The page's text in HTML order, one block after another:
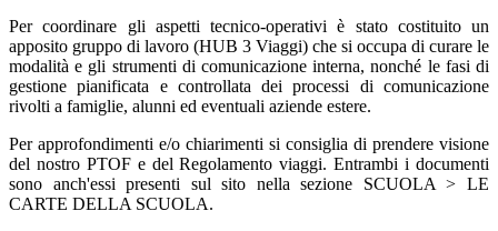
Per coordinare gli aspetti tecnico-operativi è stato costituito un
apposito gruppo di lavoro (HUB 3 Viaggi) che si occupa di curare le
modalità e gli strumenti di comunicazione interna, nonché le fasi di
gestione pianificata e controllata dei processi di comunicazione
rivolti a famiglie, alunni ed eventuali aziende estere.
Per approfondimenti e/o chiarimenti si consiglia di prendere visione
del nostro PTOF e del Regolamento viaggi. Entrambi i documenti
sono anch'essi presenti sul sito nella sezione SCUOLA > LE
CARTE DELLA SCUOLA.